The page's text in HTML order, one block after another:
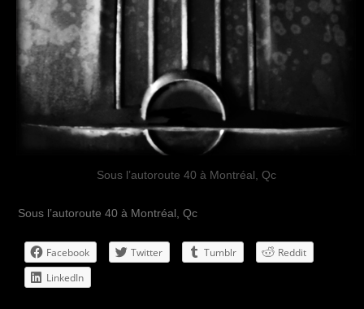
Sous l’autoroute 40 à Montréal, Qc
Sous l’autoroute 40 à Montréal, Qc
Facebook Twitter Tumblr
Reddit
LinkedIn